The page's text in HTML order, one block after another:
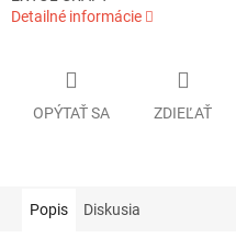
Detailné informácie
OPÝTAŤ SA ZDIEĽAŤ
Popis Diskusia